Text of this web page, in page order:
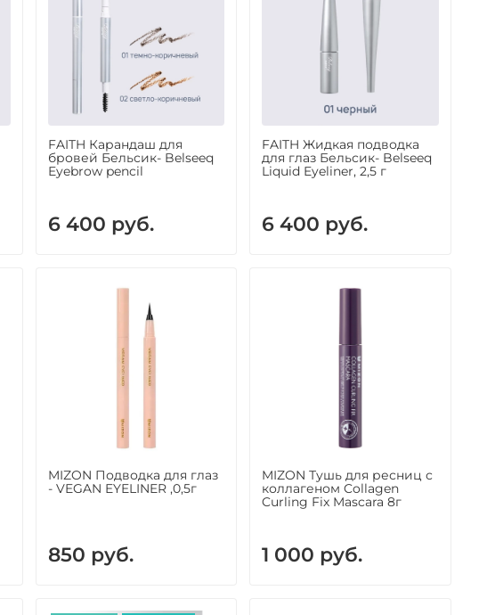
FAITH Карандаш для
бровей Бельсик- Belseeq
Eyebrow pencil
6 400 руб.
FAITH Жидкая подводка
для глаз Бельсик- Belseeq
Liquid Eyeliner, 2,5 г
6 400 руб.
MIZON Подводка для глаз
- VEGAN EYELINER ,0,5г
850 руб.
MIZON Тушь для ресниц с
коллагеном Collagen
Curling Fix Mascara 8г
1 000 руб.